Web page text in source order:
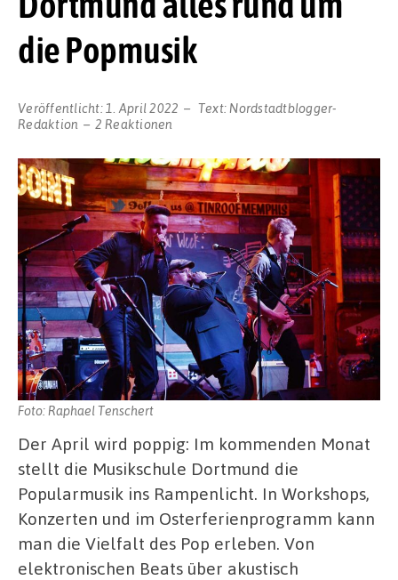
die Popmusik
Veröffentlicht: 1. April 2022 Text: Nordstadtblogger-
Redaktion
2 Reaktionen
Foto: Raphael Tenschert
Der April wird poppig: Im kommenden Monat
stellt die Musikschule Dortmund die
Popularmusik ins Rampenlicht. In Workshops,
Konzerten und im Osterferienprogramm kann
man die Vielfalt des Pop erleben. Von
elektronischen Beats über akustisch